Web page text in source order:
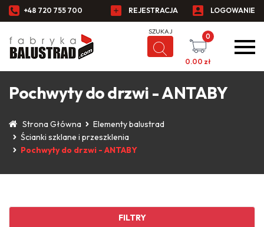
+48 720 755 700 REJESTRACJA LOGOWANIE
0
0.00 zł
Pochwyty do drzwi - ANTABY
Strona Główna
Elementy balustrad
Ścianki szklane i przeszklenia
Pochwyty do drzwi - ANTABY
FILTRY